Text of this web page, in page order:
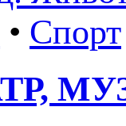
• Спорт